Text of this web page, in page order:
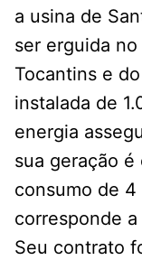
a usina de
ser erguida
Tocantins e
instalada de
energia
sua geração
consumo de
corresponde
Seu contrato